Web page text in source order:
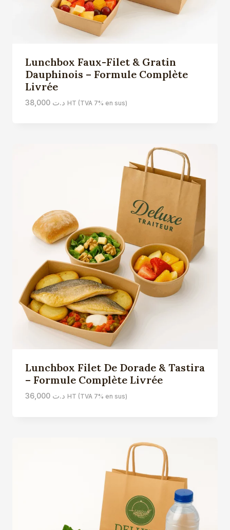
Lunchbox Faux-Filet & Gratin
Dauphinois – Formule Complète
Livrée
د.ت 38,000 HT (TVA 7% en sus)
Lunchbox Filet De Dorade & Tastira
– Formule Complète Livrée
د.ت 36,000 HT (TVA 7% en sus)